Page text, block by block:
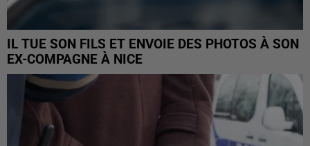
IL TUE SON FILS ET ENVOIE DES PHOTOS À SON
EX-COMPAGNE À NICE